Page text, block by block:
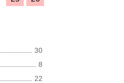
30
8
22